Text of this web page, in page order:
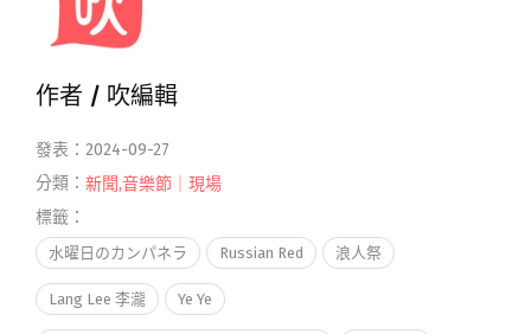
作者 / 吹編輯
發表：2024-09-27
分類： 新聞,音樂節｜現場
標籤：
水曜日のカンパネラ Russian Red 浪人祭
Lang Lee 李瀧 Ye Ye